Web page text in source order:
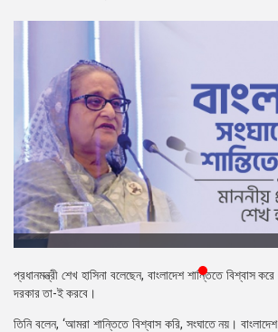
বিশেষ
বিশেষ
প্রতিবেদন
মতামত
উন্নয়নের
বাংলাদেশ
নিউজলেটার
প্রেস
রিলিজ
প্রধানমন্ত্রী শেখ হাসিনা বলেছেন, বাংলাদেশ শান্তিতে বিশ্বাস
দরকার তা-ই করবে।
তিনি বলেন, ‘আমরা শান্তিতে বিশ্বাস করি, সংঘাতে নয়।